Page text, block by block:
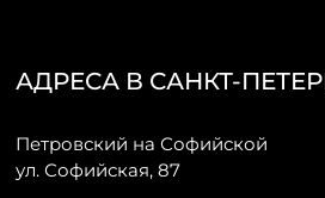
АДРЕСА В САНКТ-
Петровский на Софийской
ул. Софийская, 87